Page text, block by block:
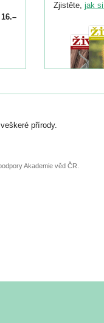
Zjistěte, jak
přírody.
Akademie věd ČR.